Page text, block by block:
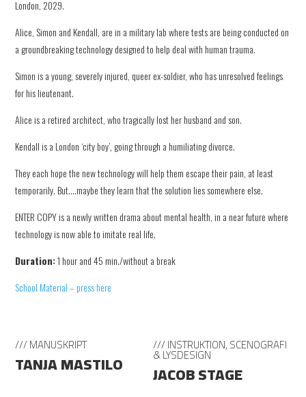
London, 2029.
Alice, Simon and Kendall, are in a military lab where tests are being conducted on
a groundbreaking technology designed to help deal with human trauma.
Simon is a young, severely injured, queer ex-soldier, who has unresolved feelings
for his lieutenant.
Alice is a retired architect, who tragically lost her husband and son.
Kendall is a London ‘city boy’, going through a humiliating divorce.
They each hope the new technology will help them escape their pain, at least
temporarily. But….maybe they learn that the solution lies somewhere else.
ENTER COPY is a newly written drama about mental health, in a near future where
technology is now able to imitate real life.
Duration:1 hour and 45 min./without a break
School Material – press here
/// MANUSKRIPT
TANJA MASTILO
/// INSTRUKTION, SCENOGRAFI
& LYSDESIGN
JACOB STAGE